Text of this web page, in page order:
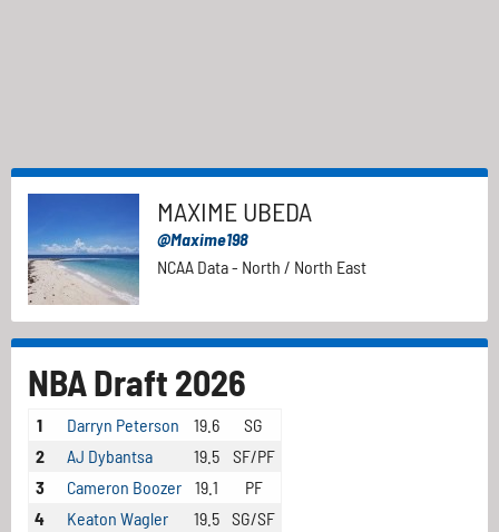
MAXIME UBEDA
@Maxime198
NCAA Data - North / North East
NBA Draft 2026
1 Darryn Peterson 19.6
SG
2
AJ Dybantsa 19.5
SF/PF
3
Cameron Boozer 19.1
PF
4
Keaton Wagler 19.5 SG/SF